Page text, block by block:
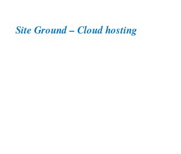
e
Site Ground – Cloud hosting